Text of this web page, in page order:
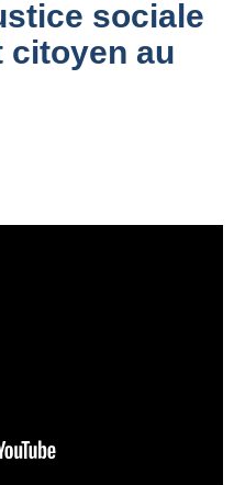
sociale
citoyen au